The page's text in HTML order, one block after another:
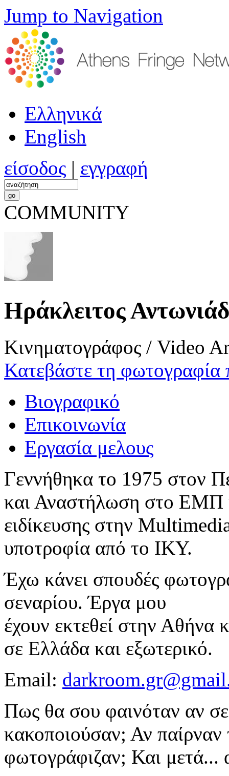
Jump to Navigation
Ελληνικά
English
είσοδος | εγγραφή
COMMUNITY
Ηράκλειτος
Κινηματογράφος / Video
Κατεβάστε τη φωτογραφία
Βιογραφικό
Επικοινωνία
Εργασία μελους
Γεννήθηκα το 1975 στον
και Αναστήλωση στο ΕΜΠ
ειδίκευσης στην
υποτροφία από το ΙΚΥ.
Έχω κάνει σπουδές
σεναρίου. Έργα μου
έχουν εκτεθεί στην Αθήνα
σε Ελλάδα και εξωτερικό.
Email:
Πως θα σου φαινόταν αν
κακοποιούσαν; Αν
φωτογράφιζαν; Και μετά...